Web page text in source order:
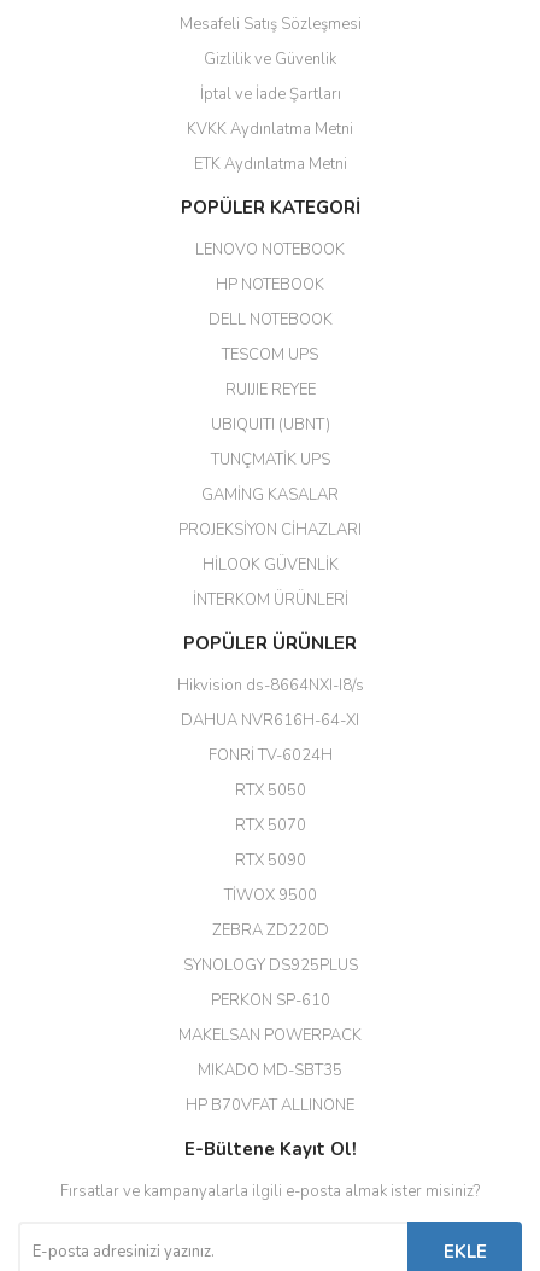
Yalçın Kaya | 20/06/2026
ahmet yiğit | 29/04/2026
Aldığım ürün kapalı kutu teslim
edildi. Teşekkür ederim.
GÜRKAN KETHÜDAOĞLU |
Her şey için teşekkür ederim çok
Erdal Cingöz | 07/02/2026
Başarılı. Bu vasıfta bir ürünü bu
kadar uygun fiyata bulabilmek
büyük şans. Güvenliticaret
(HIKVISION DS-3E0326P-E/M(B)
EROL ÇAKMAK | 26/12/2025
Diğer yorumları göster
Mesafeli Satış Sözleşmesi
Gizlilik ve Güvenlik
İptal ve İade Şartları
KVKK Aydınlatma Metni
ETK Aydınlatma Metni
POPÜLER KATEGORİ
LENOVO NOTEBOOK
HP NOTEBOOK
DELL NOTEBOOK
TESCOM UPS
RUIJIE REYEE
UBIQUITI (UBNT)
TUNÇMATİK UPS
GAMİNG KASALAR
PROJEKSİYON CİHAZLARI
HİLOOK GÜVENLİK
İNTERKOM ÜRÜNLERİ
POPÜLER ÜRÜNLER
Hikvision ds-8664NXI-I8/s
DAHUA NVR616H-64-XI
FONRİ TV-6024H
RTX 5050
RTX 5070
RTX 5090
TİWOX 9500
ZEBRA ZD220D
SYNOLOGY DS925PLUS
PERKON SP-610
MAKELSAN POWERPACK
MIKADO MD-SBT35
HP B70VFAT ALLINONE
E-Bültene Kayıt Ol!
Fırsatlar ve kampanyalarla ilgili e-posta almak ister misiniz?
EKLE